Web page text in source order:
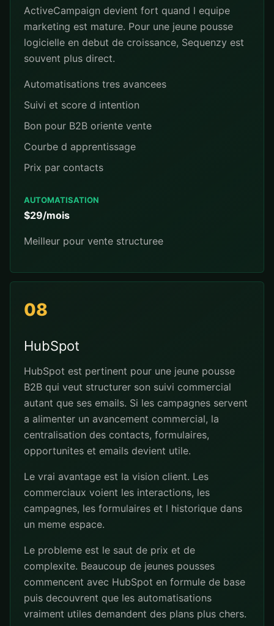
ActiveCampaign devient fort quand l equipe
marketing est mature. Pour une jeune pousse
logicielle en debut de croissance, Sequenzy est
souvent plus direct.
Automatisations tres avancees
Suivi et score d intention
Bon pour B2B oriente vente
Courbe d apprentissage
Prix par contacts
AUTOMATISATION
$29/mois
Meilleur pour vente structuree
08
HubSpot
HubSpot est pertinent pour une jeune pousse
B2B qui veut structurer son suivi commercial
autant que ses emails. Si les campagnes servent
a alimenter un avancement commercial, la
centralisation des contacts, formulaires,
opportunites et emails devient utile.
Le vrai avantage est la vision client. Les
commerciaux voient les interactions, les
campagnes, les formulaires et l historique dans
un meme espace.
Le probleme est le saut de prix et de
complexite. Beaucoup de jeunes pousses
commencent avec HubSpot en formule de base
puis decouvrent que les automatisations
vraiment utiles demandent des plans plus chers.